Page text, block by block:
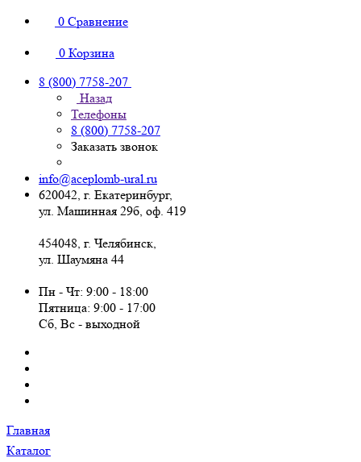
0 Сравнение
0 Корзина
8 (800) 7758-207
Назад
Телефоны
8 (800) 7758-207
Заказать звонок
info@aceplomb-ural.ru
620042, г. Екатеринбург,
ул. Машинная 29б, оф. 419
454048, г. Челябинск,
ул. Шаумяна 44
Пн - Чт: 9:00 - 18:00
Пятница: 9:00 - 17:00
Сб, Вc - выходной
Главная
Каталог